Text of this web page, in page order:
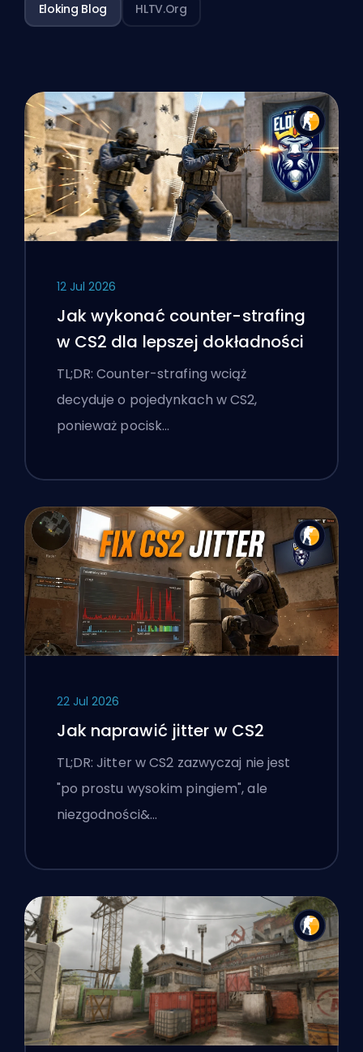
Eloking Blog HLTV.org
12 Jul 2026
Jak wykonać counter-strafing
w CS2 dla lepszej dokładności
TL;DR: Counter-strafing wciąż
decyduje o pojedynkach w CS2,
ponieważ pocisk…
22 Jul 2026
Jak naprawić jitter w CS2
TL;DR: Jitter w CS2 zazwyczaj nie jest
"po prostu wysokim pingiem", ale
niezgodności&…